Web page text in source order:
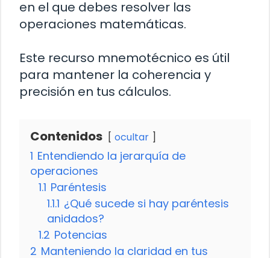
en el que debes resolver las
operaciones matemáticas.
Este recurso mnemotécnico es útil
para mantener la coherencia y
precisión en tus cálculos.
Contenidos ocultar
1 Entendiendo la jerarquía de
operaciones
1.1 Paréntesis
1.1.1 ¿Qué sucede si hay paréntesis
anidados?
1.2 Potencias
2 Manteniendo la claridad en tus